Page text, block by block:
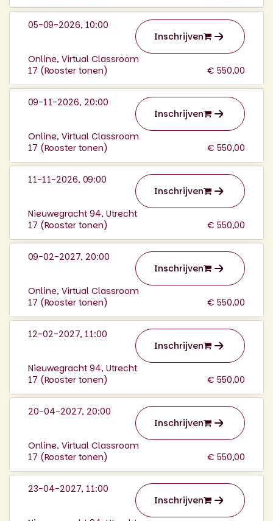
05-09-2026, 10:00
Inschrijven
Online, Virtual Classroom
17 (Rooster tonen) € 550,00
09-11-2026, 20:00
Inschrijven
Online, Virtual Classroom
17 (Rooster tonen) € 550,00
11-11-2026, 09:00
Inschrijven
Nieuwegracht 94, Utrecht
17 (Rooster tonen) € 550,00
09-02-2027, 20:00
Inschrijven
Online, Virtual Classroom
17 (Rooster tonen) € 550,00
12-02-2027, 11:00
Inschrijven
Nieuwegracht 94, Utrecht
17 (Rooster tonen) € 550,00
20-04-2027, 20:00
Inschrijven
Online, Virtual Classroom
17 (Rooster tonen) € 550,00
23-04-2027, 11:00
Inschrijven